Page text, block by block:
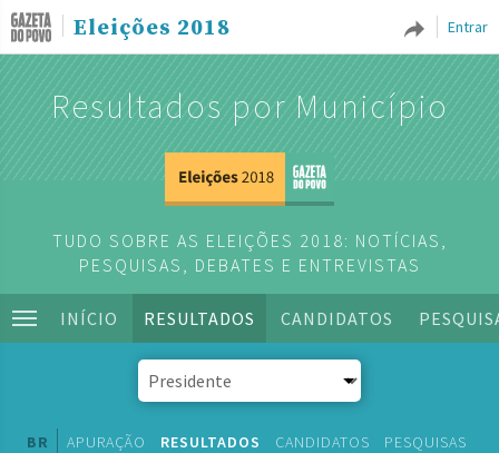
Entrar
Eleições 2018
Resultados por Município
TUDO SOBRE AS ELEIÇÕES 2018: NOTÍCIAS,
PESQUISAS, DEBATES E ENTREVISTAS
INÍCIO RESULTADOS CANDIDATOS
BR APURAÇÃO RESULTADOS CANDIDATOS PESQUISAS